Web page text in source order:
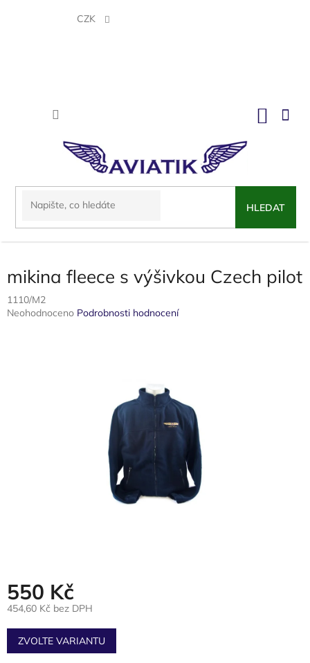
CZK
HLEDAT
mikina fleece s výšivkou Czech pilot
1110/M2
Průměrné
Neohodnoceno Podrobnosti hodnocení
550 Kč
454,60 Kč bez DPH
Měrná
cena:
ZVOLTE VARIANTU